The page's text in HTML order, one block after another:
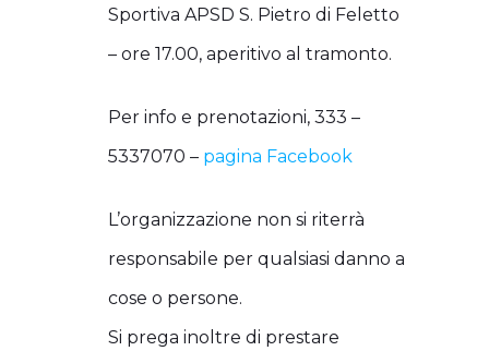
Sportiva APSD S. Pietro di Feletto
– ore 17.00, aperitivo al tramonto.
Per info e prenotazioni, 333 –
5337070 – pagina Facebook
L’organizzazione non si riterrà
responsabile per qualsiasi danno a
cose o persone.
Si prega inoltre di prestare